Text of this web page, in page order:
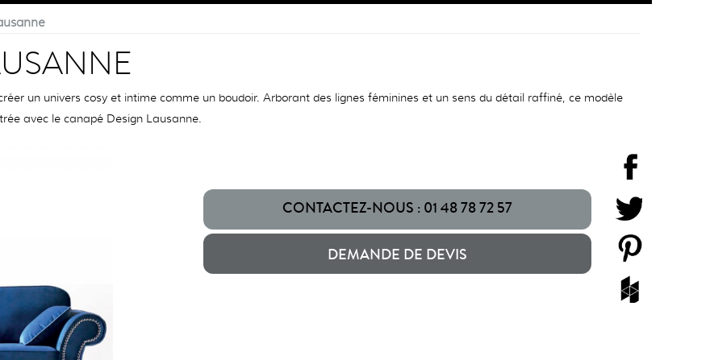
un univers cosy et intime comme un boudoir. Arborant des lignes féminines et un sens du détail raffiné, ce modèle
avec le canapé Design Lausanne.
CONTACTEZ-NOUS : 01 48 78 72 57
DEMANDE DE DEVIS